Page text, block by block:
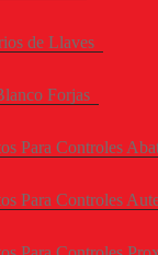
de Llaves
Forjas
Para Controles
Para Controles